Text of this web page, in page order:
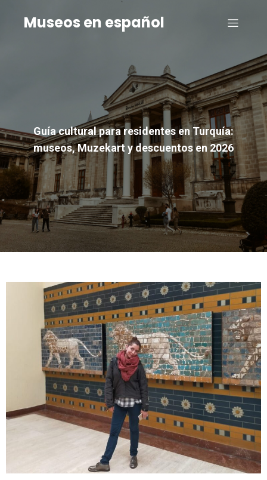
Museos en español
Guía cultural para residentes en Turquía:
museos, Muzekart y descuentos en 2026